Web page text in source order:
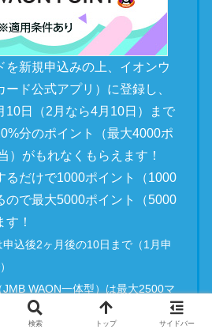
を新規申込みの上、イオンウ
ード公式アプリ）に登録し、
10日（2月なら4月10日）まで
分のポイント（最大4000ポ
）がもれなくもらえます！
るだけで1000ポイント（1000
ので最大5000ポイント（5000
！
申込後2ヶ月後の10日まで（1月申
JMB WAON一体型）は最大2500マ
検索 トップ サイドバー